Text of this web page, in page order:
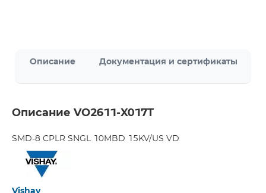
Описание Документация и сертификаты
Описание VO2611-X017T
SMD-8 CPLR SNGL 10MBD 15KV/US VD
Vishay